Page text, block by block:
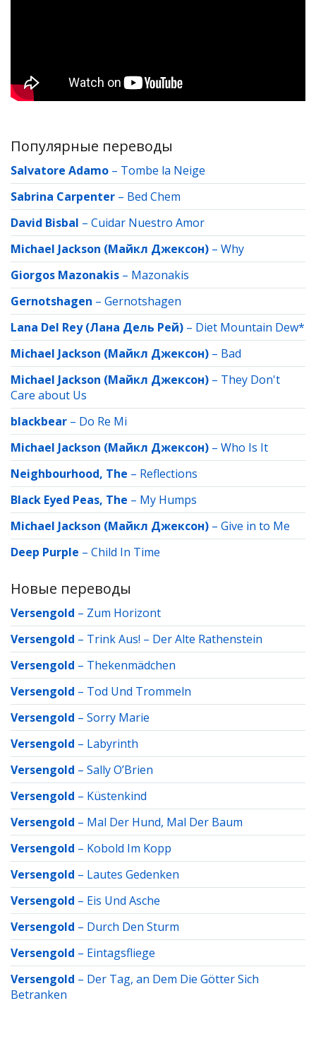
Популярные переводы
Salvatore Adamo – Tombe la Neige
Sabrina Carpenter – Bed Chem
David Bisbal – Cuidar Nuestro Amor
Michael Jackson (Майкл Джексон) – Why
Giorgos Mazonakis – Mazonakis
Gernotshagen – Gernotshagen
Lana Del Rey (Лана Дель Рей) – Diet Mountain Dew*
Michael Jackson (Майкл Джексон) – Bad
Michael Jackson (Майкл Джексон) – They Don't
Care about Us
blackbear – Do Re Mi
Michael Jackson (Майкл Джексон) – Who Is It
Neighbourhood, The – Reflections
Black Eyed Peas, The – My Humps
Michael Jackson (Майкл Джексон) – Give in to Me
Deep Purple – Child In Time
Новые переводы
Versengold – Zum Horizont
Versengold – Trink Aus! – Der Alte Rathenstein
Versengold – Thekenmädchen
Versengold – Tod Und Trommeln
Versengold – Sorry Marie
Versengold – Labyrinth
Versengold – Sally O’Brien
Versengold – Küstenkind
Versengold – Mal Der Hund, Mal Der Baum
Versengold – Kobold Im Kopp
Versengold – Lautes Gedenken
Versengold – Eis Und Asche
Versengold – Durch Den Sturm
Versengold – Eintagsfliege
Versengold – Der Tag, an Dem Die Götter Sich
Betranken